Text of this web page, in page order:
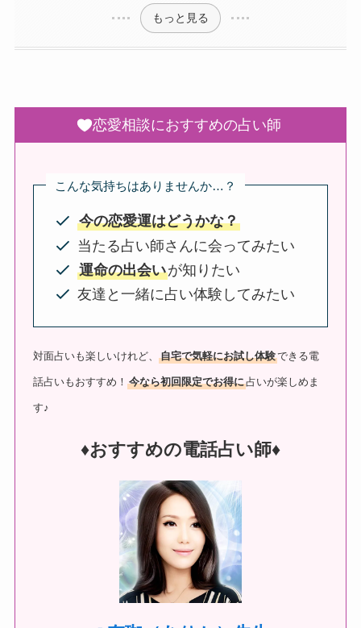
もっと見る
恋愛相談におすすめの占い師
こんな気持ちはありませんか…？
今の恋愛運はどうかな？
当たる占い師さんに会ってみたい
運命の出会いが知りたい
友達と一緒に占い体験してみたい
対面占いも楽しいけれど、自宅で気軽にお試し体験できる電
話占いもおすすめ！今なら初回限定でお得に占いが楽しめま
す♪
♦︎おすすめの電話占い師♦︎